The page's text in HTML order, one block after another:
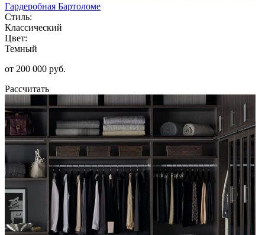
Гардеробная Бартоломе
Стиль:
Классический
Цвет:
Темный
от 200 000 руб.
Рассчитать